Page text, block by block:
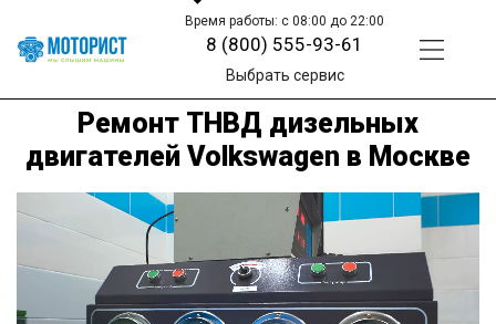
Время работы: с 08:00 до 22:00
8 (800) 555-93-61
Выбрать сервис
Ремонт ТНВД дизельных
двигателей Volkswagen в Москве